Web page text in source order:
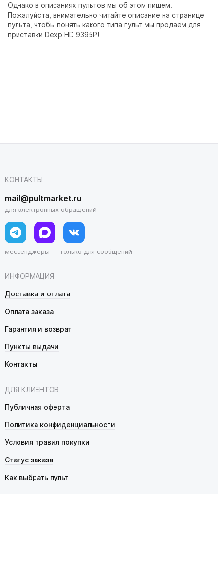
Однако в описаниях пультов мы об этом пишем.
Пожалуйста, внимательно читайте описание на странице
пульта, чтобы понять какого типа пульт мы продаём для
приставки Dexp HD 9395P!
ИНФОРМАЦИЯ
Доставка и оплата
Оплата заказа
Гарантия и возврат
Пункты выдачи
Контакты
ДЛЯ КЛИЕНТОВ
Публичная оферта
Политика конфиденциальности
Условия правил покупки
Статус заказа
Как выбрать пульт
КОНТАКТЫ
mail@pultmarket.ru
для электронных обращений
мессенджеры — только для сообщений